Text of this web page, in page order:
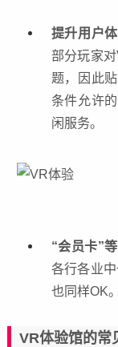
提升用户体
部分玩家
题，因此
条件允许
闲服务。
“会员卡”
各行各业
也同样OK。
VR体验馆的常